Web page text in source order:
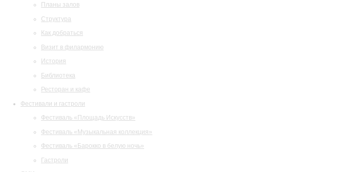
Планы залов
Структура
Как добраться
Визит в филармонию
История
Библиотека
Ресторан и кафе
Фестивали и гастроли
Фестиваль «Площадь Искусств»
Фестиваль «Музыкальная коллекция»
Фестиваль «Барокко в белую ночь»
Гастроли